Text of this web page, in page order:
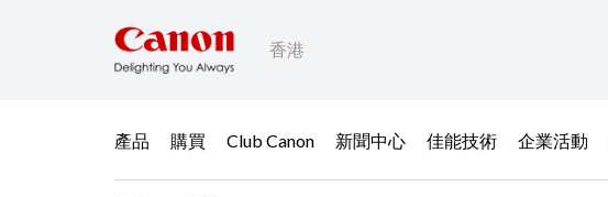
香港
產品 購買 Club Canon 新聞中心 佳能技術 企業活動